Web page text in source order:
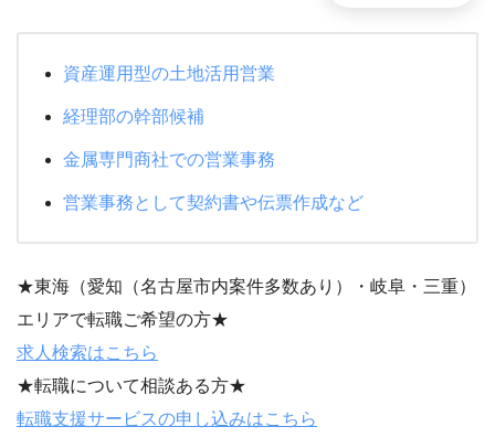
資産運用型の土地活用営業
経理部の幹部候補
金属専門商社での営業事務
営業事務として契約書や伝票作成など
★東海（愛知（名古屋市内案件多数あり）・岐阜・三重）
エリアで転職ご希望の方★
求人検索はこちら
★転職について相談ある方★
転職支援サービスの申し込みはこちら